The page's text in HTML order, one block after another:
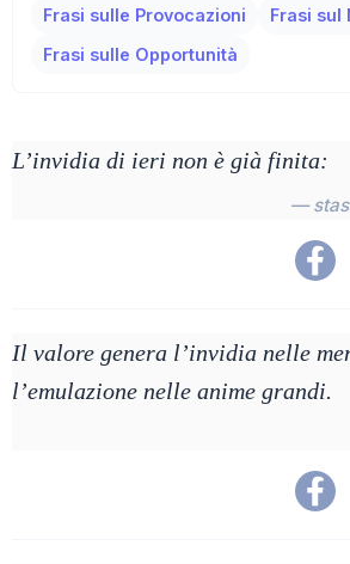
Frasi sulle Provocazioni
Frasi sul
Frasi sulle Opportunità
L’invidia di ieri non è già finita:
—
Il valore genera l’invidia nelle
l’emulazione nelle anime grandi.